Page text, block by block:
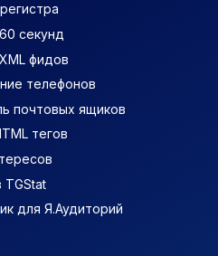
секунд
фидов
телефонов
почтовых ящиков
тегов
TGStat
для Я.Аудиторий